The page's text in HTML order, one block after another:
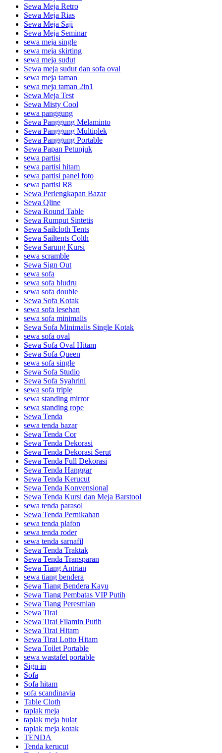
Sewa Meja Retro
Sewa Meja Rias
Sewa Meja Saji
Sewa Meja Seminar
sewa meja single
sewa meja skirting
sewa meja sudut
Sewa meja sudut dan sofa oval
sewa meja taman
sewa meja taman 2in1
Sewa Meja Test
Sewa Misty Cool
sewa panggung
Sewa Panggung Melaminto
Sewa Panggung Multiplek
Sewa Panggung Portable
Sewa Papan Petunjuk
sewa partisi
sewa partisi hitam
sewa partisi panel foto
sewa partisi R8
Sewa Perlengkapan Bazar
Sewa Qline
Sewa Round Table
Sewa Rumput Sintetis
Sewa Sailcloth Tents
Sewa Sailtents Colth
Sewa Sarung Kursi
sewa scramble
Sewa Sign Out
sewa sofa
sewa sofa bludru
sewa sofa double
Sewa Sofa Kotak
sewa sofa lesehan
sewa sofa minimalis
Sewa Sofa Minimalis Single Kotak
sewa sofa oval
Sewa Sofa Oval Hitam
Sewa Sofa Queen
sewa sofa single
Sewa Sofa Studio
Sewa Sofa Syahrini
sewa sofa triple
sewa standing mirror
sewa standing rope
Sewa Tenda
sewa tenda bazar
Sewa Tenda Cor
Sewa Tenda Dekorasi
Sewa Tenda Dekorasi Serut
Sewa Tenda Full Dekorasi
Sewa Tenda Hanggar
Sewa Tenda Kerucut
Sewa Tenda Konvensional
Sewa Tenda Kursi dan Meja Barstool
sewa tenda parasol
Sewa Tenda Pernikahan
sewa tenda plafon
sewa tenda roder
sewa tenda sarnafil
Sewa Tenda Traktak
Sewa Tenda Transparan
Sewa Tiang Antrian
sewa tiang bendera
Sewa Tiang Bendera Kayu
Sewa Tiang Pembatas VIP Putih
Sewa Tiang Peresmian
Sewa Tirai
Sewa Tirai Filamin Putih
Sewa Tirai Hitam
Sewa Tirai Lotto Hitam
Sewa Toilet Portable
sewa wastafel portable
Sign in
Sofa
Sofa hitam
sofa scandinavia
Table Cloth
taplak meja
taplak meja bulat
taplak meja kotak
TENDA
Tenda kerucut